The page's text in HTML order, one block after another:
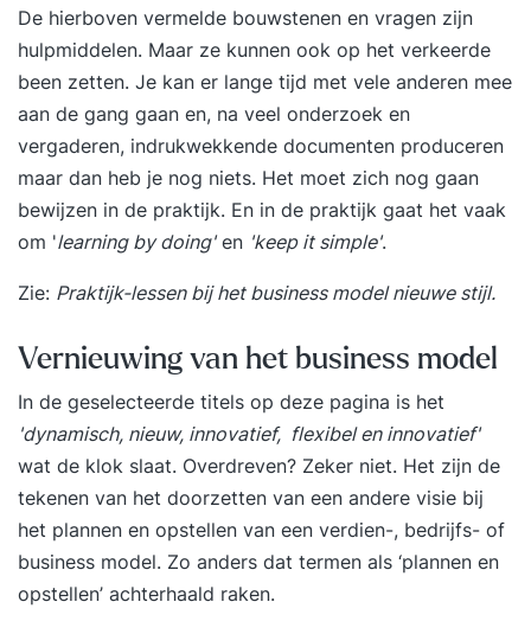
heeft met de totstandkoming van stuurinformatie,
in projectvorm of in een bestaande organisatie
(beheer). U kunt hierbij denken aan analisten die
Business Intelligence- en Data Warehouse-
oplossingen ontwerpen, architecten die met
Business Intelligence- en Data
De hierboven vermelde bouwstenen en vragen zijn
hulpmiddelen. Maar ze kunnen ook op het verkeerde
been zetten. Je kan er lange tijd met vele anderen mee
aan de gang gaan en, na veel onderzoek en
vergaderen, indrukwekkende documenten produceren
maar dan heb je nog niets. Het moet zich nog gaan
bewijzen in de praktijk. En in de praktijk gaat het vaak
om 'learning by doing'en 'keep it simple'.
Zie: Praktijk-lessen bij het business model nieuwe stijl.
Vernieuwing van het business model
In de geselecteerde titels op deze pagina is het
'dynamisch, nieuw, innovatief, flexibel en innovatief'
wat de klok slaat. Overdreven? Zeker niet. Het zijn de
tekenen van het doorzetten van een andere visie bij
het plannen en opstellen van een verdien-, bedrijfs- of
business model. Zo anders dat termen als ‘plannen en
opstellen’ achterhaald raken.